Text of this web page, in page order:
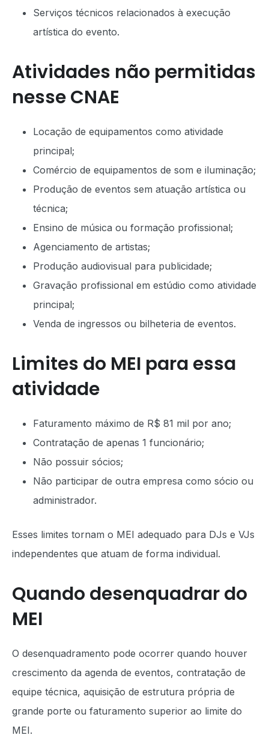
Serviços técnicos relacionados à execução
artística do evento.
Atividades não permitidas
nesse CNAE
Locação de equipamentos como atividade
principal;
Comércio de equipamentos de som e iluminação;
Produção de eventos sem atuação artística ou
técnica;
Ensino de música ou formação profissional;
Agenciamento de artistas;
Produção audiovisual para publicidade;
Gravação profissional em estúdio como atividade
principal;
Venda de ingressos ou bilheteria de eventos.
Limites do MEI para essa
atividade
Faturamento máximo de R$ 81 mil por ano;
Contratação de apenas 1 funcionário;
Não possuir sócios;
Não participar de outra empresa como sócio ou
administrador.
Esses limites tornam o MEI adequado para DJs e VJs
independentes que atuam de forma individual.
Quando desenquadrar do
MEI
O desenquadramento pode ocorrer quando houver
crescimento da agenda de eventos, contratação de
equipe técnica, aquisição de estrutura própria de
grande porte ou faturamento superior ao limite do
MEI.